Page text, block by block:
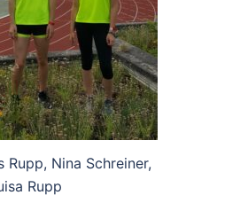
Rupp, Nina Schreiner,
Rupp